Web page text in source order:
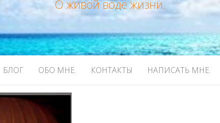
О живой воде жизни.
БЛОГ ОБО МНЕ. КОНТАКТЫ НАПИСАТЬ МНЕ.